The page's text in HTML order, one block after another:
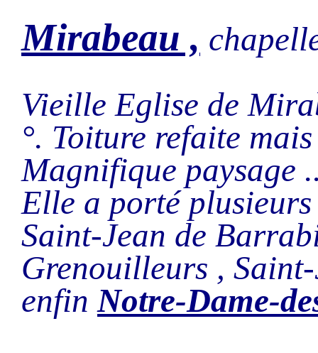
Mirabeau ,
Vieille Eglise de
°. Toiture refaite
Magnifique paysage
Elle a porté
Saint-Jean de
Grenouilleurs ,
enfinNotre-Dame-